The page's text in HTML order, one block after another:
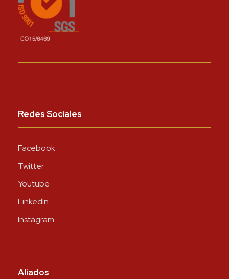
Redes Sociales
Facebook
Twitter
Youtube
LinkedIn
Instagram
Aliados